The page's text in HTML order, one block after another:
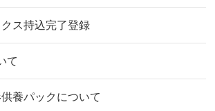
たちに これまで本当にありがとう
養祭令和7年1月17日(金)
養祭令和6年10月17日(木)
ス持込完了登録
て
養パックについて